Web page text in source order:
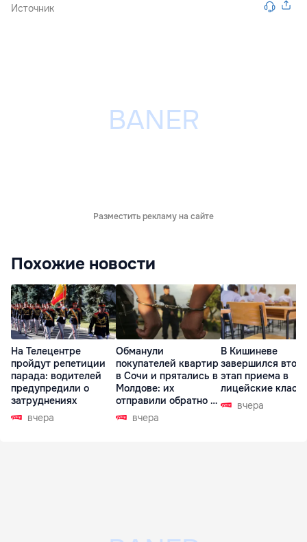
Источник
Разместить рекламу на сайте
Похожие новости
На Телецентре
пройдут репетиции
парада: водителей
предупредили о
затруднениях
вчера
Обманули
покупателей квартир
в Сочи и прятались в
Молдове: их
отправили обратно в
РФ вчера
В Кишиневе
завершился
этап приема в
лицейские
вчера